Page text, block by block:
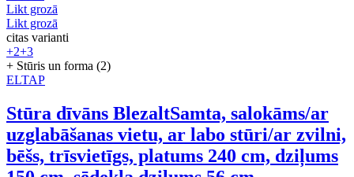
Likt grozā
Likt grozā
citas varianti
+2+3
+ Stūris un forma (2)
ELTAP
Stūra dīvāns BlezaltSamta, salokāms/ar
uzglabāšanas vietu, ar labo stūri/ar zvilni,
bēšs, trīsvietīgs, platums 240 cm, dziļums